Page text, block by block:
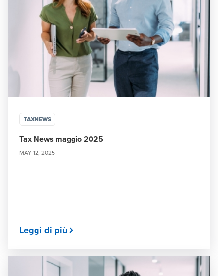
TAXNEWS
Tax News maggio 2025
MAY 12, 2025
Leggi di più